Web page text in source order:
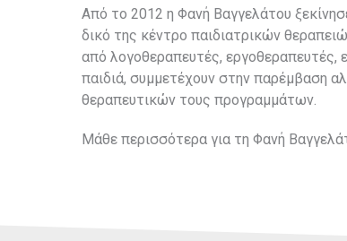
Από το 2012 η Φανή Βαγγελάτου
δικό της κέντρο παιδιατρικών
από λογοθεραπευτές, εργοθεραπευτές,
παιδιά, συμμετέχουν στην παρέμβαση
θεραπευτικών τους προγραμμάτων.
Μάθε περισσότερα για τη Φανή